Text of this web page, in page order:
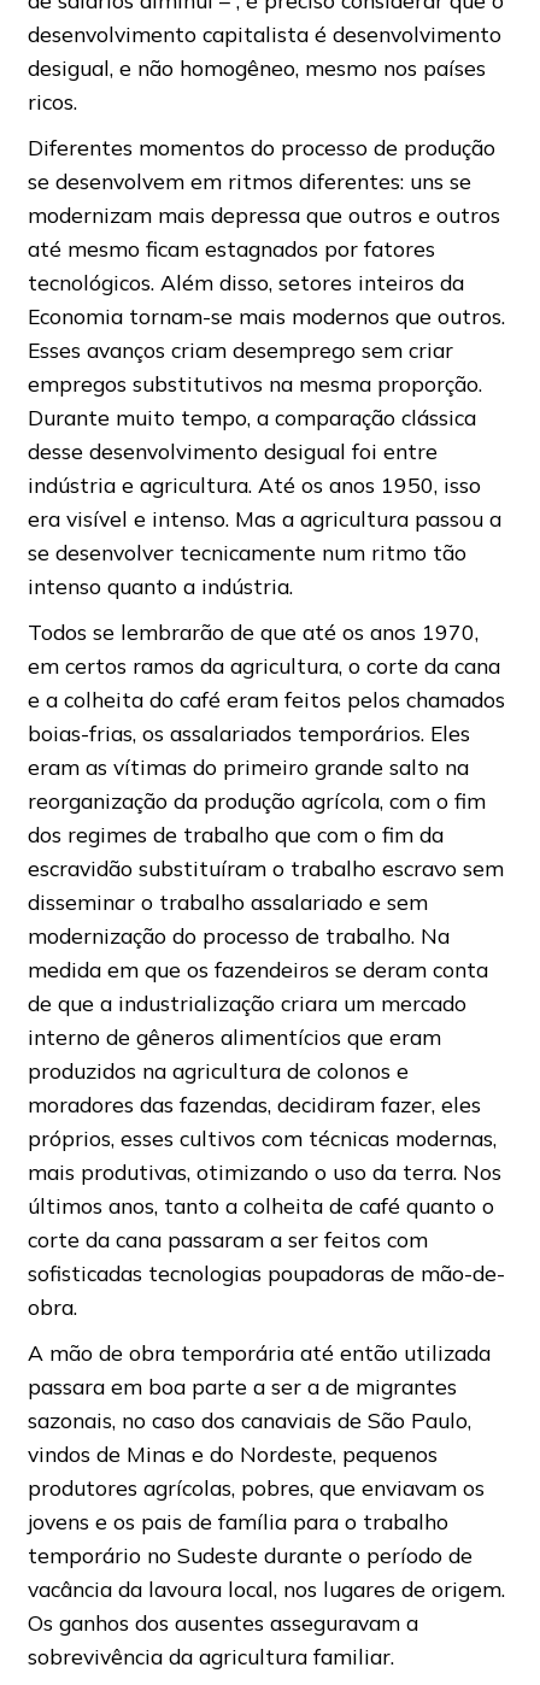
desenvolvimento capitalista é desenvolvimento
desigual, e não homogêneo, mesmo nos países
ricos.
Diferentes momentos do processo de produção
se desenvolvem em ritmos diferentes: uns se
modernizam mais depressa que outros e outros
até mesmo ficam estagnados por fatores
tecnológicos. Além disso, setores inteiros da
Economia tornam-se mais modernos que outros.
Esses avanços criam desemprego sem criar
empregos substitutivos na mesma proporção.
Durante muito tempo, a comparação clássica
desse desenvolvimento desigual foi entre
indústria e agricultura. Até os anos 1950, isso
era visível e intenso. Mas a agricultura passou a
se desenvolver tecnicamente num ritmo tão
intenso quanto a indústria.
Todos se lembrarão de que até os anos 1970,
em certos ramos da agricultura, o corte da cana
e a colheita do café eram feitos pelos chamados
boias-frias, os assalariados temporários. Eles
eram as vítimas do primeiro grande salto na
reorganização da produção agrícola, com o fim
dos regimes de trabalho que com o fim da
escravidão substituíram o trabalho escravo sem
disseminar o trabalho assalariado e sem
modernização do processo de trabalho. Na
medida em que os fazendeiros se deram conta
de que a industrialização criara um mercado
interno de gêneros alimentícios que eram
produzidos na agricultura de colonos e
moradores das fazendas, decidiram fazer, eles
próprios, esses cultivos com técnicas modernas,
mais produtivas, otimizando o uso da terra. Nos
últimos anos, tanto a colheita de café quanto o
corte da cana passaram a ser feitos com
sofisticadas tecnologias poupadoras de mão-de-
obra.
A mão de obra temporária até então utilizada
passara em boa parte a ser a de migrantes
sazonais, no caso dos canaviais de São Paulo,
vindos de Minas e do Nordeste, pequenos
produtores agrícolas, pobres, que enviavam os
jovens e os pais de família para o trabalho
temporário no Sudeste durante o período de
vacância da lavoura local, nos lugares de origem.
Os ganhos dos ausentes asseguravam a
sobrevivência da agricultura familiar.